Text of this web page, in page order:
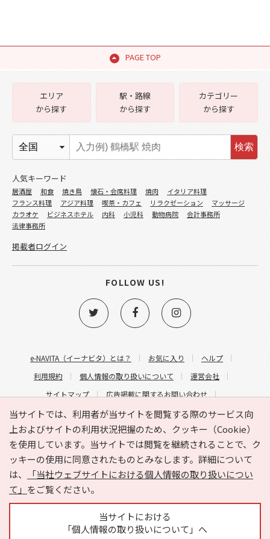
PAGE TOP
当サイトでは、利用者が当サイトを閲覧する際のサービス向
上およびサイトの利用状況把握のため、クッキー（Cookie）
を使用しています。当サイトでは閲覧を継続されることで、ク
ッキーの使用に同意されたものとみなします。詳細について
は、
「当社ウェブサイトにおける個人情報の取り扱いについ
て」 をご覧ください。
当サイトにおける
「個人情報の取り扱いについて」へ
e-NAVITA（イーナビタ）とは？ お気に入り
ヘルプ
利用規約
個人情報の取り扱いについて
運営会社
サイトマップ
広告掲載に関するお問い合わせ
サイトの内容に関するお問い合わせ
エリア
から探す
駅・路線
から探す
カテゴリー
から探す
検索
人気キーワード
居酒屋 和食 焼き鳥 懐石・会席料理 焼肉
イタリア料理
フランス料理
アジア料理 喫茶・カフェ リラクゼーション
マッサージ
カラオケ
ビジネスホテル 内科 小児科 動物病院
会計事務所
法律事務所
掲載者ログイン
FOLLOW US!
Copyright © HYOJITO.Co.,Ltd. All Rights Reserved.